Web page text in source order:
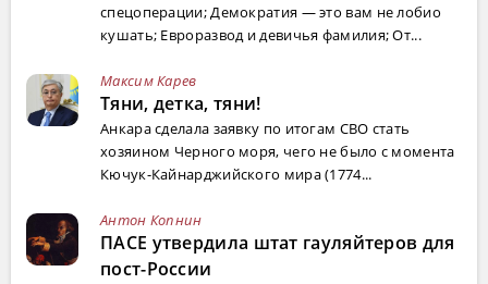
спецоперации; Демократия — это вам не лобио
кушать; Евроразвод и девичья фамилия; От...
Максим Карев
Тяни, детка, тяни!
Анкара сделала заявку по итогам СВО стать
хозяином Черного моря, чего не было с момента
Кючук-Кайнарджийского мира (1774...
Антон Копнин
ПАСЕ утвердила штат гауляйтеров для
пост-России